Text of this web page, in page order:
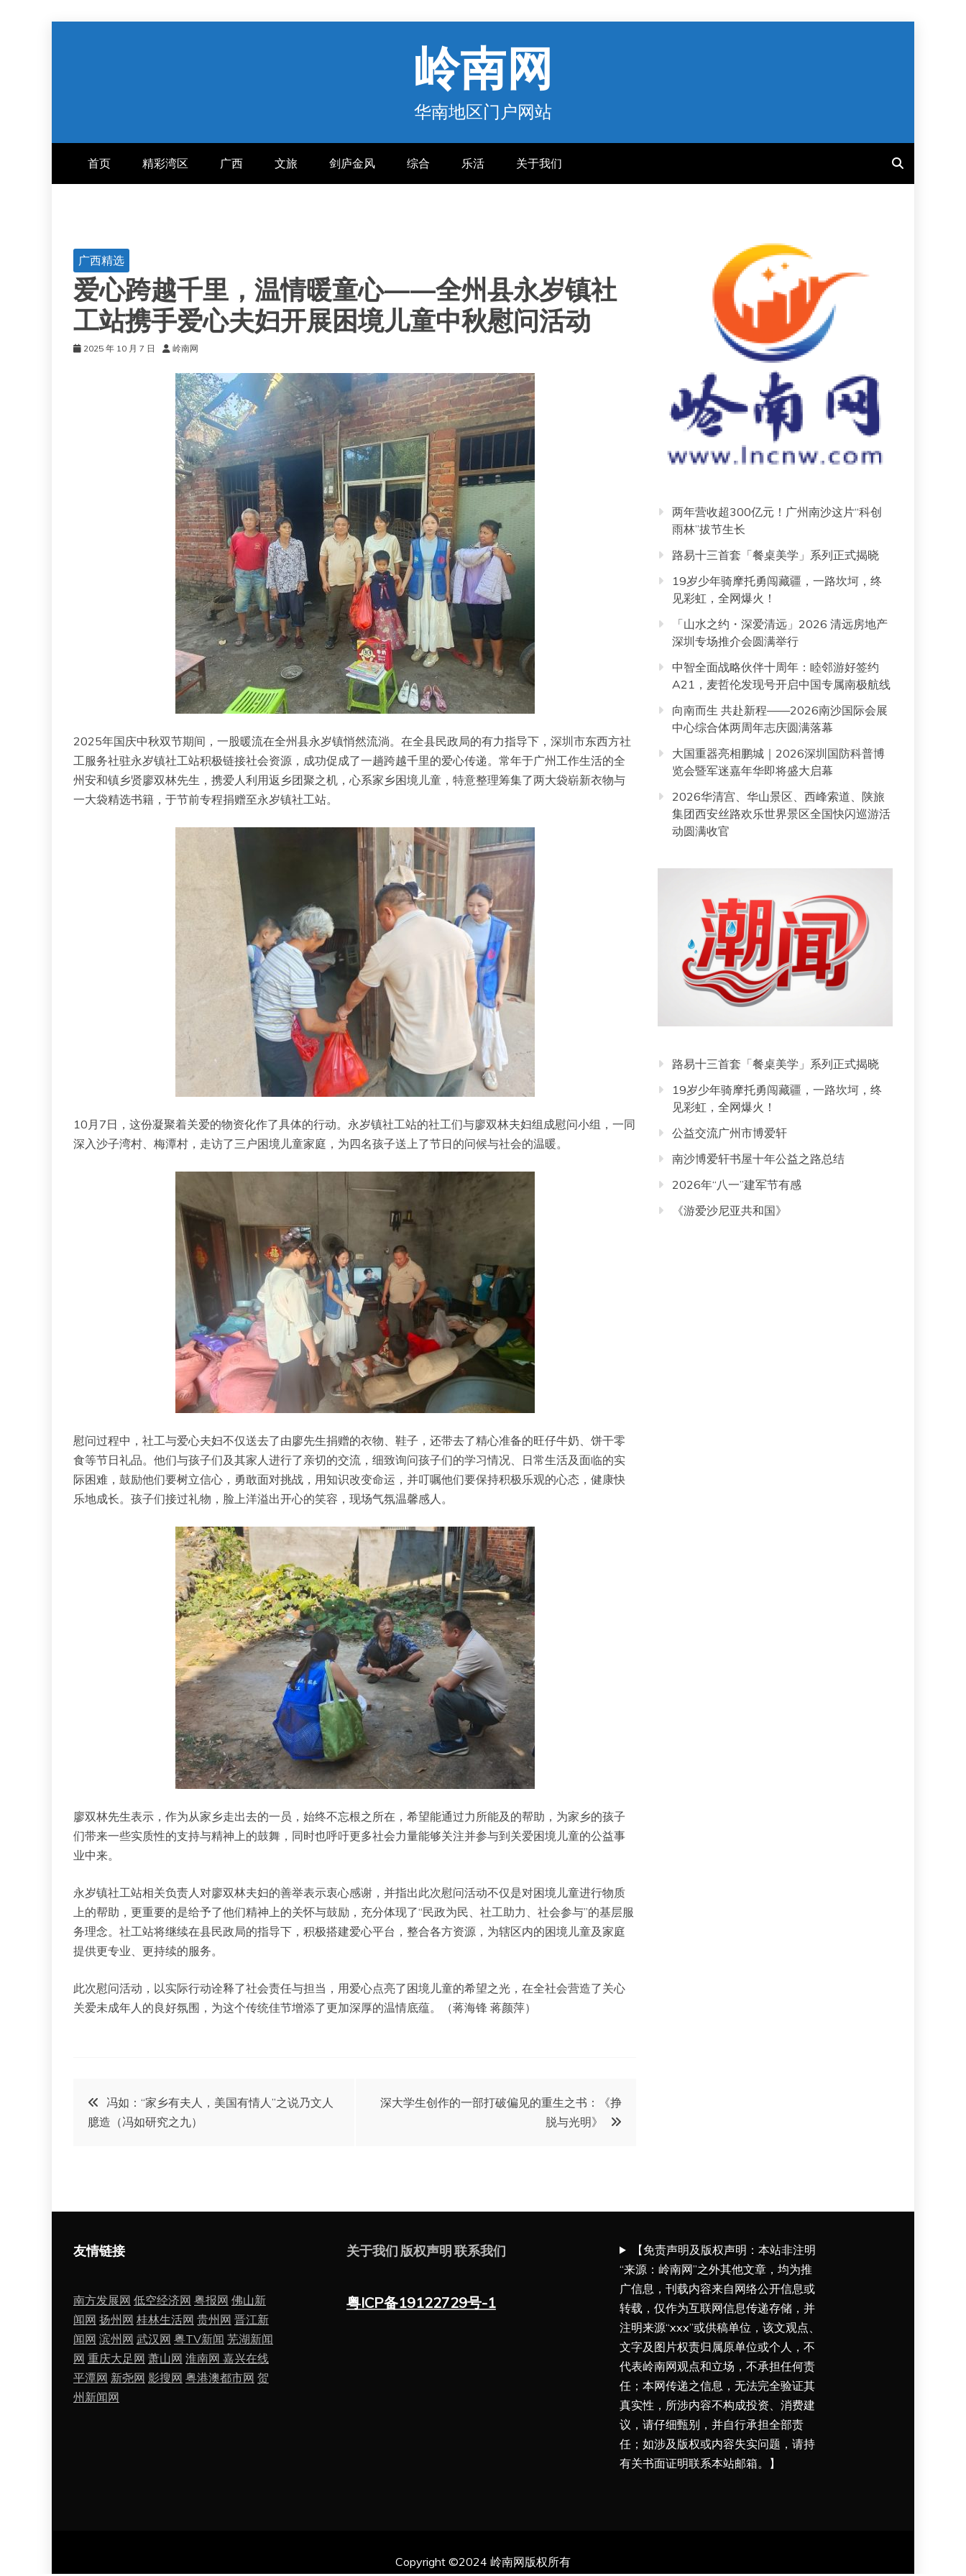
岭南网
华南地区门户网站
首页 精彩湾区 广西 文旅 剑庐金风 综合 乐活 关于我们
广西精选
爱心跨越千里，温情暖童心——全州县永岁镇社
工站携手爱心夫妇开展困境儿童中秋慰问活动
2025 年 10 月 7 日 岭南网
2025年国庆中秋双节期间，一股暖流在全州县永岁镇悄然流淌。在全县民政局的有力指导下，深圳市东西方社
工服务社驻永岁镇社工站积极链接社会资源，成功促成了一趟跨越千里的爱心传递。常年于广州工作生活的全
州安和镇乡贤廖双林先生，携爱人利用返乡团聚之机，心系家乡困境儿童，特意整理筹集了两大袋崭新衣物与
一大袋精选书籍，于节前专程捐赠至永岁镇社工站。
10月7日，这份凝聚着关爱的物资化作了具体的行动。永岁镇社工站的社工们与廖双林夫妇组成慰问小组，一同
深入沙子湾村、梅潭村，走访了三户困境儿童家庭，为四名孩子送上了节日的问候与社会的温暖。
慰问过程中，社工与爱心夫妇不仅送去了由廖先生捐赠的衣物、鞋子，还带去了精心准备的旺仔牛奶、饼干零
食等节日礼品。他们与孩子们及其家人进行了亲切的交流，细致询问孩子们的学习情况、日常生活及面临的实
际困难，鼓励他们要树立信心，勇敢面对挑战，用知识改变命运，并叮嘱他们要保持积极乐观的心态，健康快
乐地成长。孩子们接过礼物，脸上洋溢出开心的笑容，现场气氛温馨感人。
廖双林先生表示，作为从家乡走出去的一员，始终不忘根之所在，希望能通过力所能及的帮助，为家乡的孩子
们带来一些实质性的支持与精神上的鼓舞，同时也呼吁更多社会力量能够关注并参与到关爱困境儿童的公益事
业中来。
永岁镇社工站相关负责人对廖双林夫妇的善举表示衷心感谢，并指出此次慰问活动不仅是对困境儿童进行物质
上的帮助，更重要的是给予了他们精神上的关怀与鼓励，充分体现了“民政为民、社工助力、社会参与”的基层服
务理念。社工站将继续在县民政局的指导下，积极搭建爱心平台，整合各方资源，为辖区内的困境儿童及家庭
提供更专业、更持续的服务。
此次慰问活动，以实际行动诠释了社会责任与担当，用爱心点亮了困境儿童的希望之光，在全社会营造了关心
关爱未成年人的良好氛围，为这个传统佳节增添了更加深厚的温情底蕴。（蒋海锋 蒋颜萍）
文
章
航
冯如：“家乡有夫人，美国有情人”之说乃文人
臆造（冯如研究之九）
深大学生创作的一部打破偏见的重生之书：《挣
脱与光明》
两年营收超300亿元！广州南沙这片“科创
雨林”拔节生长
路易十三首套「餐桌美学」系列正式揭晓
19岁少年骑摩托勇闯藏疆，一路坎坷，终
见彩虹，全网爆火！
「山水之约・深爱清远」2026 清远房地产
深圳专场推介会圆满举行
中智全面战略伙伴十周年：睦邻游好签约
A21，麦哲伦发现号开启中国专属南极航线
向南而生 共赴新程——2026南沙国际会展
中心综合体两周年志庆圆满落幕
大国重器亮相鹏城｜2026深圳国防科普博
览会暨军迷嘉年华即将盛大启幕
2026华清宫、华山景区、西峰索道、陕旅
集团西安丝路欢乐世界景区全国快闪巡游活
动圆满收官
路易十三首套「餐桌美学」系列正式揭晓
19岁少年骑摩托勇闯藏疆，一路坎坷，终
见彩虹，全网爆火！
公益交流广州市博爱轩
南沙博爱轩书屋十年公益之路总结
2026年“八一”建军节有感
《游爱沙尼亚共和国》
友情链接
南方发展网 低空经济网 粤报网 佛山新
闻网 扬州网 桂林生活网 贵州网 晋江新
闻网 滨州网 武汉网 粤TV新闻 芜湖新闻
网 重庆大足网 萧山网 淮南网 嘉兴在线
平潭网 新尧网 影搜网 粤港澳都市网 贺
州新闻网
关于我们 版权声明 联系我们
粤ICP备19122729号-1
【免责声明及版权声明：本站非注明
“来源：岭南网”之外其他文章，均为推
广信息，刊载内容来自网络公开信息或
转载，仅作为互联网信息传递存储，并
注明来源“xxx”或供稿单位，该文观点、
文字及图片权责归属原单位或个人，不
代表岭南网观点和立场，不承担任何责
任；本网传递之信息，无法完全验证其
真实性，所涉内容不构成投资、消费建
议，请仔细甄别，并自行承担全部责
任；如涉及版权或内容失实问题，请持
有关书面证明联系本站邮箱。】
Copyright ©2024 岭南网版权所有